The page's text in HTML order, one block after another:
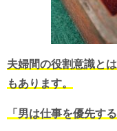
夫婦間の役割意識と
もあります。
「男は仕事を優先す